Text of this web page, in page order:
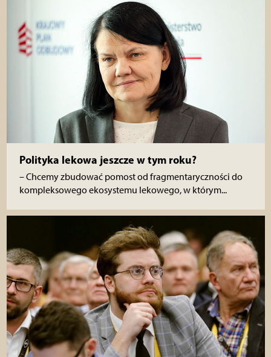
Polityka lekowa jeszcze w tym roku?
– Chcemy zbudować pomost od fragmentaryczności do
kompleksowego ekosystemu lekowego, w którym...